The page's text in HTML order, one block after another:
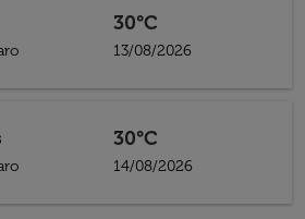
30°C
13/08/2026
30°C
14/08/2026